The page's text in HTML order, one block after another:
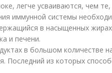
легче усваиваются, чем
иммунной системы
в насыщенных
и печени.
в большом количестве
Последний из которых